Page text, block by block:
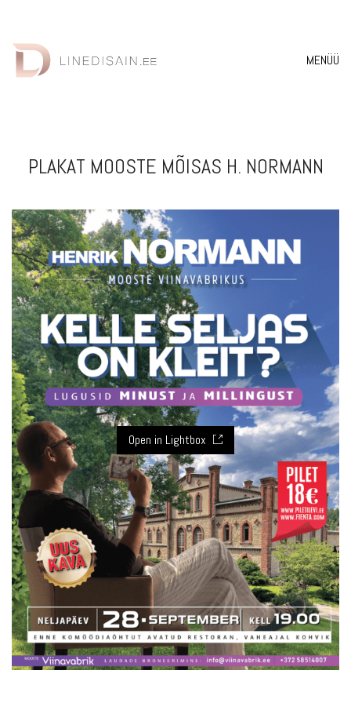
MENÜÜ
PLAKAT MOOSTE MÕISAS H. NORMANN
Open in Lightbox